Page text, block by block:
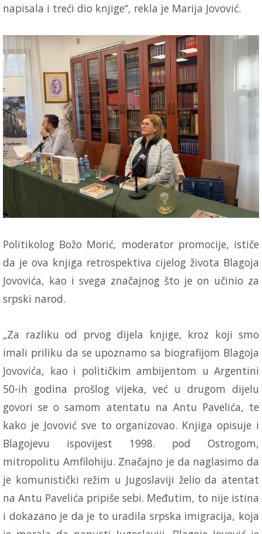
napisala i treći dio knjige“, rekla je Marija Jovović.
Politikolog Božo Morić, moderator promocije, ističe
da je ova knjiga retrospektiva cijelog života Blagoja
Jovovića, kao i svega značajnog što je on učinio za
srpski narod.
„Za razliku od prvog dijela knjige, kroz koji smo
imali priliku da se upoznamo sa biografijom Blagoja
Jovovića, kao i političkim ambijentom u Argentini
50-ih godina prošlog vijeka, već u drugom dijelu
govori se o samom atentatu na Antu Pavelića, te
kako je Jovović sve to organizovao. Knjiga opisuje i
Blagojevu ispovijest 1998. pod Ostrogom,
mitropolitu Amfilohiju. Značajno je da naglasimo da
je komunistički režim u Jugoslaviji želio da atentat
na Antu Pavelića pripiše sebi. Međutim, to nije istina
i dokazano je da je to uradila srpska imigracija, koja